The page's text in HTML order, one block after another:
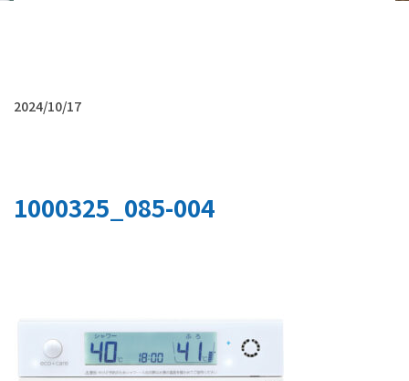
2024/10/17
1000325_085-004